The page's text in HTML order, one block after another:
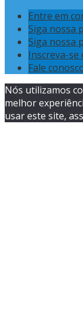
Entre em
Siga nossa
Siga nossa
Inscreva-se
Fale
Nós utilizamos
melhor
usar este site,